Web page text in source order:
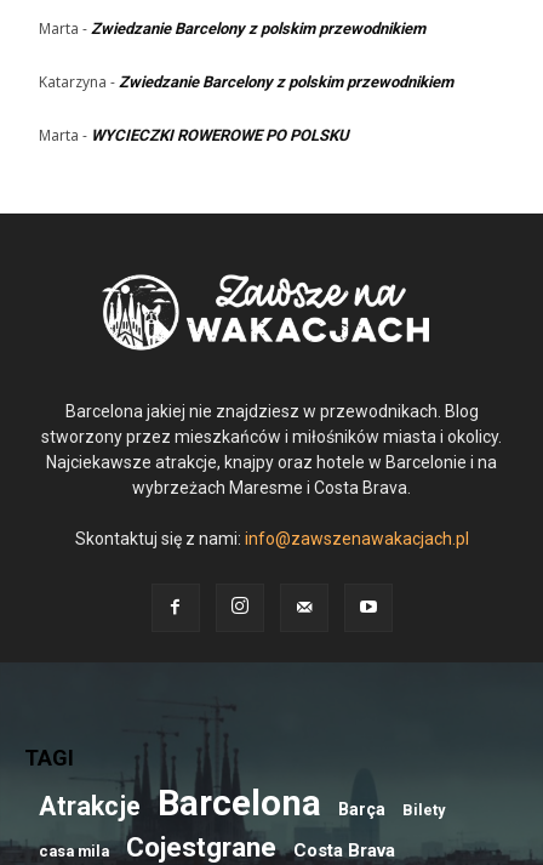
Marta - Zwiedzanie Barcelony z polskim przewodnikiem
Katarzyna - Zwiedzanie Barcelony z polskim przewodnikiem
Marta - WYCIECZKI ROWEROWE PO POLSKU
Barcelona jakiej nie znajdziesz w przewodnikach. Blog
stworzony przez mieszkańców i miłośników miasta i okolicy.
Najciekawsze atrakcje, knajpy oraz hotele w Barcelonie i na
wybrzeżach Maresme i Costa Brava.
Skontaktuj się z nami: info@zawszenawakacjach.pl
TAGI
Atrakcje Barcelona Barça Bilety
casa mila Cojestgrane Costa Brava